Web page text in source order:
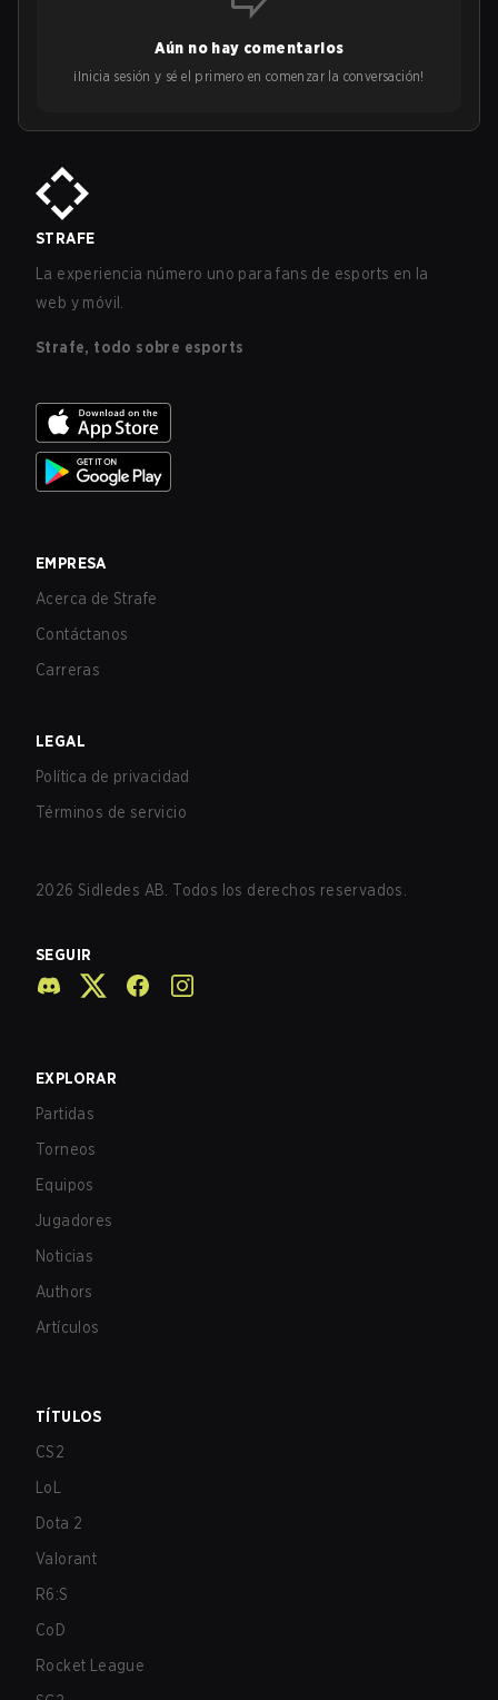
Aún no hay comentarios
¡Inicia sesión y sé el primero en comenzar la conversación!
STRAFE
La experiencia número uno para fans de esports en la
web y móvil.
Strafe, todo sobre esports
EMPRESA
Acerca de Strafe
Contáctanos
Carreras
LEGAL
Política de privacidad
Términos de servicio
2026 Sidledes AB. Todos los derechos reservados.
SEGUIR
EXPLORAR
Partidas
Torneos
Equipos
Jugadores
Noticias
Authors
Artículos
TÍTULOS
CS2
LoL
Dota 2
Valorant
R6:S
CoD
Rocket League